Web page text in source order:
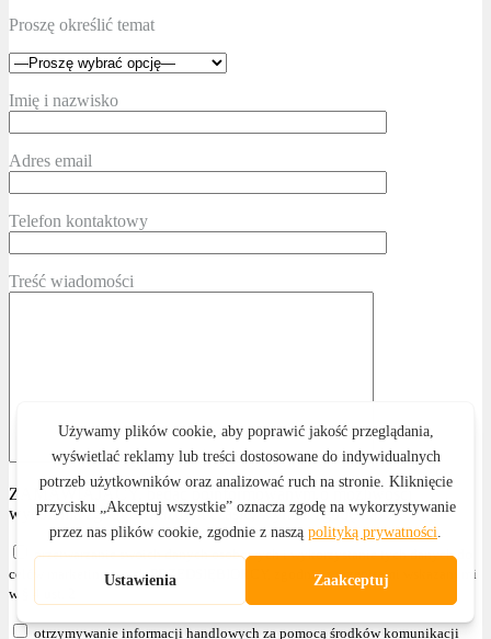
Proszę określić temat
Imię i nazwisko
Adres email
Telefon kontaktowy
Treść wiadomości
ZAMAWIAJĄCY, będąc poinformowanym o możliwości
wycofania zgody w każdym czasie, wyraża zgodę na:
przetwarzanie swoich danych osobowych i wykorzystanie tych danych do
celów marketingowych PRZEDSIĘBIORCY, zgodnie z przepisami wskazanymi
w § 4 ust. 2
otrzymywanie informacji handlowych za pomocą środków komunikacji